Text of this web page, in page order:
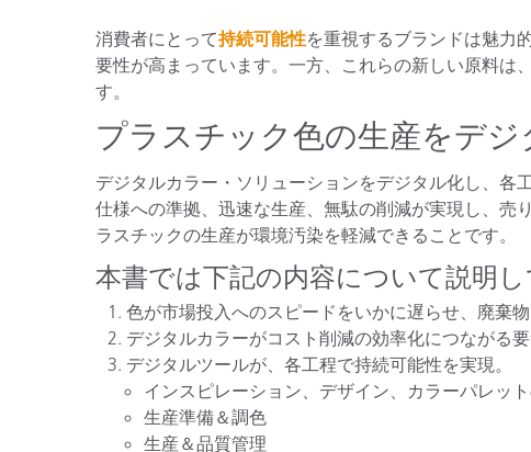
消費者にとって持続可能性を重視するブランドは魅力
要性が高まっています。一方、これらの新しい原料は
す。
プラスチック色の生産をデジ
デジタルカラー・ソリューションをデジタル化し、各
仕様への準拠、迅速な生産、無駄の削減が実現し、売
ラスチックの生産が環境汚染を軽減できることです。
本書では下記の内容について説明し
色が市場投入へのスピードをいかに遅らせ、廃棄
デジタルカラーがコスト削減の効率化につながる
デジタルツールが、各工程で持続可能性を実現。
インスピレーション、デザイン、カラーパレッ
生産準備＆調色
生産＆品質管理